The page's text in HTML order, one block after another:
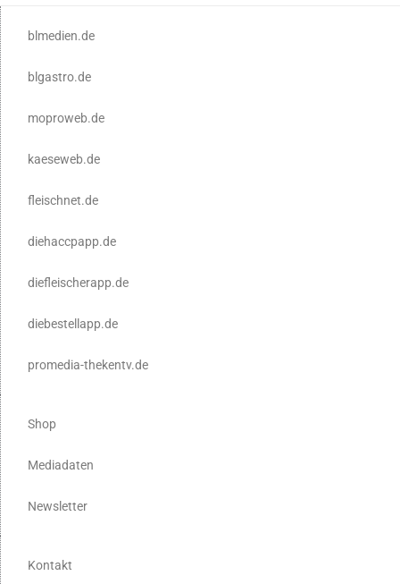
blmedien.de
blgastro.de
moproweb.de
kaeseweb.de
fleischnet.de
diehaccpapp.de
diefleischerapp.de
diebestellapp.de
promedia-thekentv.de
Shop
Mediadaten
Newsletter
Kontakt